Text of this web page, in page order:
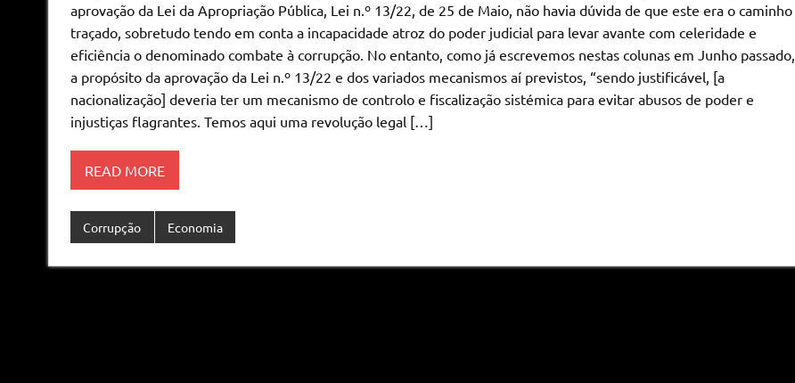
aprovação da Lei da Apropriação Pública, Lei n.º 13/22, de 25 de Maio, não havia dúvida de que este era o caminho
traçado, sobretudo tendo em conta a incapacidade atroz do poder judicial para levar avante com celeridade e
eficiência o denominado combate à corrupção. No entanto, como já escrevemos nestas colunas em Junho passado,
a propósito da aprovação da Lei n.º 13/22 e dos variados mecanismos aí previstos, “sendo justificável, [a
nacionalização] deveria ter um mecanismo de controlo e fiscalização sistémica para evitar abusos de poder e
injustiças flagrantes. Temos aqui uma revolução legal […]
READ MORE
Corrupção Economia